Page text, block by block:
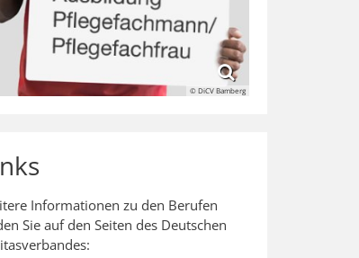
© DiCV Bamberg
Informationen zu den Berufen
Sie auf den Seiten des Deutschen